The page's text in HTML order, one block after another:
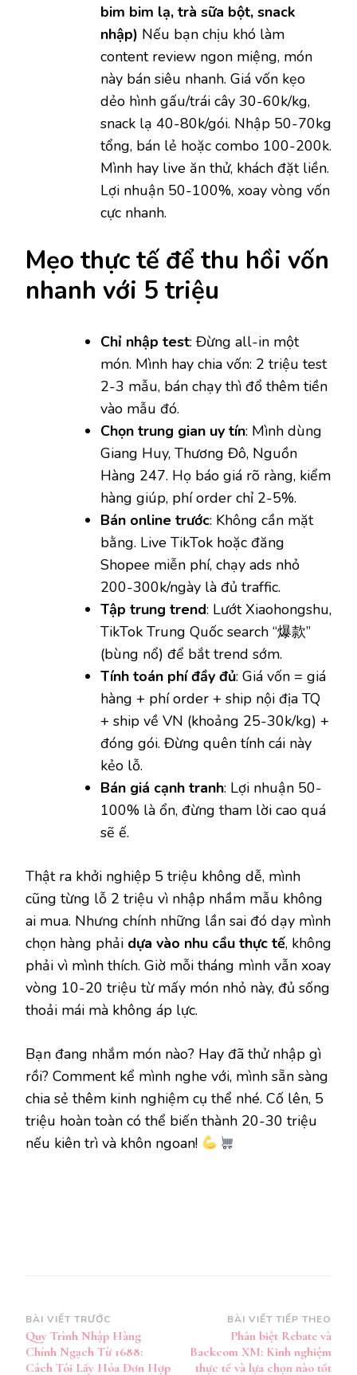
bim bim lạ, trà sữa bột, snack
nhập) Nếu bạn chịu khó làm
content review ngon miệng, món
này bán siêu nhanh. Giá vốn kẹo
dẻo hình gấu/trái cây 30-60k/kg,
snack lạ 40-80k/gói. Nhập 50-70kg
tổng, bán lẻ hoặc combo 100-200k.
Mình hay live ăn thử, khách đặt liền.
Lợi nhuận 50-100%, xoay vòng vốn
cực nhanh.
Mẹo thực tế để thu hồi vốn
nhanh với 5 triệu
Chỉ nhập test: Đừng all-in một
món. Mình hay chia vốn: 2 triệu test
2-3 mẫu, bán chạy thì đổ thêm tiền
vào mẫu đó.
Chọn trung gian uy tín: Mình dùng
Giang Huy, Thương Đô, Nguồn
Hàng 247. Họ báo giá rõ ràng, kiểm
hàng giúp, phí order chỉ 2-5%.
Bán online trước: Không cần mặt
bằng. Live TikTok hoặc đăng
Shopee miễn phí, chạy ads nhỏ
200-300k/ngày là đủ traffic.
Tập trung trend: Lướt Xiaohongshu,
TikTok Trung Quốc search “爆款”
(bùng nổ) để bắt trend sớm.
Tính toán phí đầy đủ: Giá vốn = giá
hàng + phí order + ship nội địa TQ
+ ship về VN (khoảng 25-30k/kg) +
đóng gói. Đừng quên tính cái này
kẻo lỗ.
Bán giá cạnh tranh: Lợi nhuận 50-
100% là ổn, đừng tham lời cao quá
sẽ ế.
Thật ra khởi nghiệp 5 triệu không dễ, mình
cũng từng lỗ 2 triệu vì nhập nhầm mẫu không
ai mua. Nhưng chính những lần sai đó dạy mình
chọn hàng phải dựa vào nhu cầu thực tế, không
phải vì mình thích. Giờ mỗi tháng mình vẫn xoay
vòng 10-20 triệu từ mấy món nhỏ này, đủ sống
thoải mái mà không áp lực.
Bạn đang nhắm món nào? Hay đã thử nhập gì
rồi? Comment kể mình nghe với, mình sẵn sàng
chia sẻ thêm kinh nghiệm cụ thể nhé. Cố lên, 5
triệu hoàn toàn có thể biến thành 20-30 triệu
nếu kiên trì và khôn ngoan!
Điều
hướng
bài
BÀI VIẾT TRƯỚC
Quy Trình Nhập Hàng
Chính Ngạch Từ 1688:
Cách Tôi Lấy Hóa Đơn Hợp
BÀI VIẾT TIẾP THEO
Phân biệt Rebate và
Backcom XM: Kinh nghiệm
thực tế và lựa chọn nào tốt